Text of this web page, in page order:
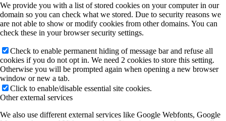
We provide you with a list of stored cookies on your computer in our
domain so you can check what we stored. Due to security reasons we
are not able to show or modify cookies from other domains. You can
check these in your browser security settings.
Check to enable permanent hiding of message bar and refuse all
cookies if you do not opt in. We need 2 cookies to store this setting.
Otherwise you will be prompted again when opening a new browser
window or new a tab.
Click to enable/disable essential site cookies.
Other external services
We also use different external services like Google Webfonts, Google